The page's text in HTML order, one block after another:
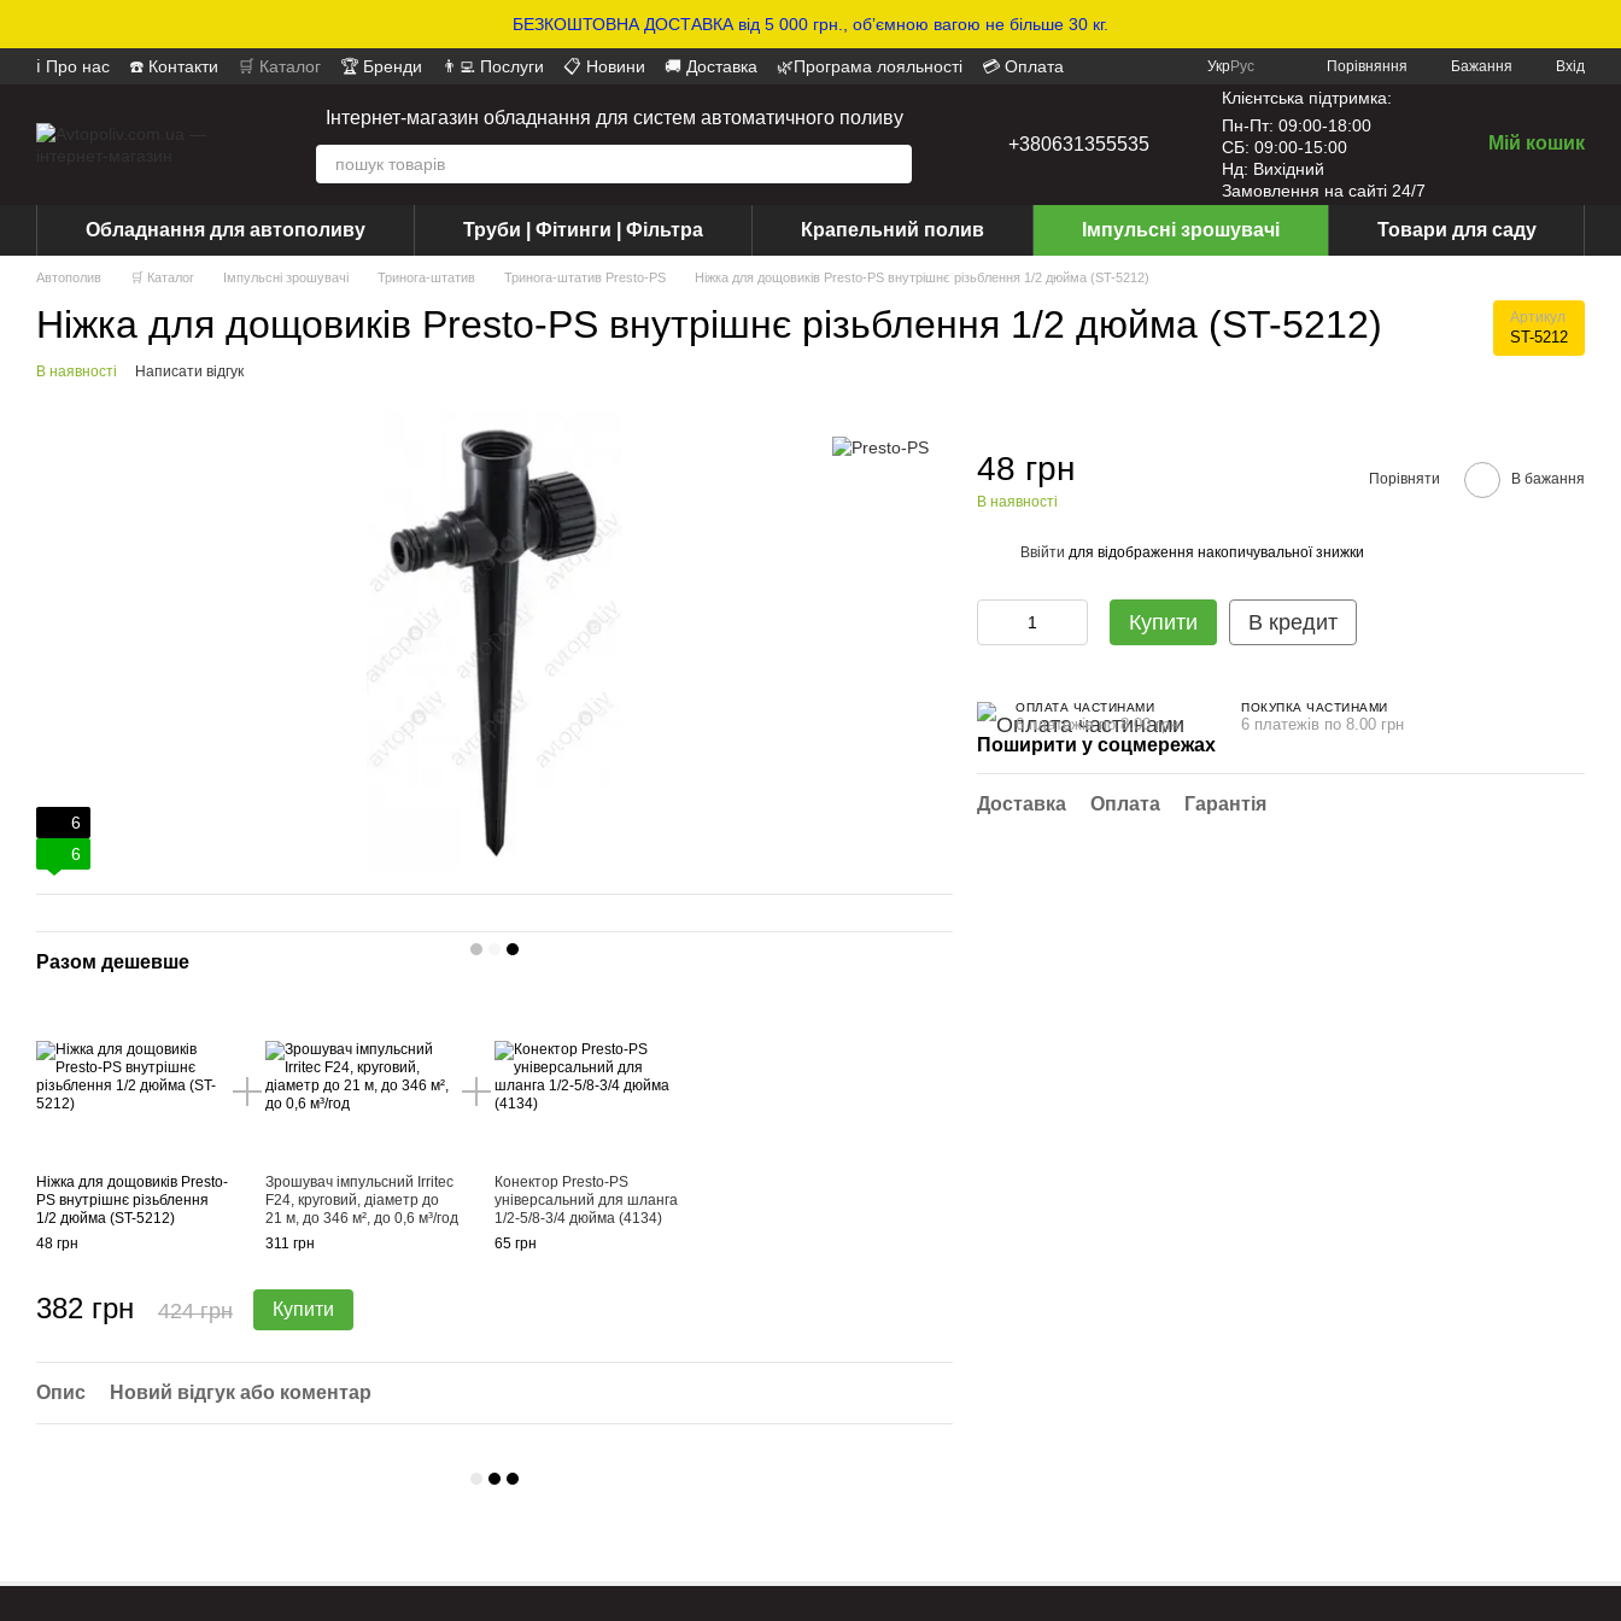
БЕЗКОШТОВНА ДОСТАВКА від 5 000 грн., обʼємною вагою не більше 30 кг.
ℹ️ Про нас ☎️ Контакти 🛒 Каталог 🏆 Бренди 👨‍💻 Послуги 📋 Новини 🚚 Доставка 🌿Програма лояльності
💳 Оплата
УкрРус Порівняння Бажання Вхід
Інтернет-магазин обладнання для систем автоматичного поливу
+380631355535
Клієнтська підтримка:
Пн-Пт: 09:00-18:00
СБ: 09:00-15:00
Нд: Вихідний
Замовлення на сайті 24/7
Мій кошик
Обладнання для автополиву Труби | Фітинги | Фільтра Крапельний полив Імпульсні зрошувачі Товари для саду
Автополив 🛒 Каталог Імпульсні зрошувачі Тринога-штатив Тринога-штатив Presto-PS Ніжка для дощовиків Presto-PS внутрішнє різьблення 1/2 дюйма (ST-5212)
Ніжка для дощовиків Presto-PS внутрішнє різьблення 1/2 дюйма (ST-5212) Артикул
ST-5212
В наявності Написати відгук
6
6
Разом дешевше
Ніжка для дощовиків Presto-
PS внутрішнє різьблення
1/2 дюйма (ST-5212)
48 грн
Зрошувач імпульсний Irritec
F24, круговий, діаметр до
21 м, до 346 м², до 0,6 м³/год
311 грн
Конектор Presto-PS
універсальний для шланга
1/2-5/8-3/4 дюйма (4134)
65 грн
382 грн 424 грн Купити
Опис Новий відгук або коментар
48 грн
В наявності
Порівняти В бажання
Ввійти для відображення накопичувальної знижки
Купити В кредит
ОПЛАТА ЧАСТИНАМИ
6 платежів по 8.00 грн
ПОКУПКА ЧАСТИНАМИ
6 платежів по 8.00 грн
Поширити у соцмережах
Доставка Оплата Гарантія